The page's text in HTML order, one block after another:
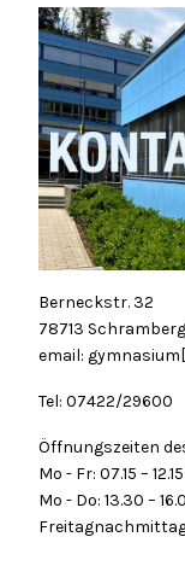
Berneckstr. 32
78713 Schramberg
email:
Tel: 07422/29600
Öffnungszeiten
Mo - Fr: 07.15 –
Mo - Do: 13.30 –